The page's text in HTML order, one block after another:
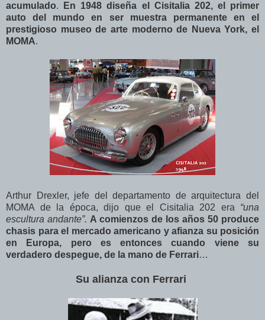
acumulado.
En 1948 diseña el Cisitalia 202, el primer
auto del mundo en ser muestra permanente en el
prestigioso museo de arte moderno de Nueva York, el
MOMA.
Arthur Drexler, jefe del departamento de arquitectura del
MOMA de la época, dijo que el Cisitalia 202 era “una
escultura andante”. A comienzos de los años 50 produce
chasis para el mercado americano y afianza su posición
en Europa, pero es entonces cuando viene su
verdadero despegue, de la mano de Ferrari…
Su alianza con Ferrari